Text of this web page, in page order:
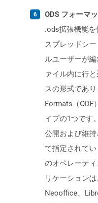
ODS フォーマ
.ods拡張機能
スプレッドシ
ルユーザーが
ァイル内に行
スの形式であ
Formats（ODF
イプの1つです
公開および維持
て指定されて
のオペレーテ
リケーション
Neooffice、